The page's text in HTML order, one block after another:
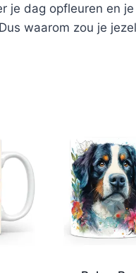
je dag opfleuren en
waarom zou je